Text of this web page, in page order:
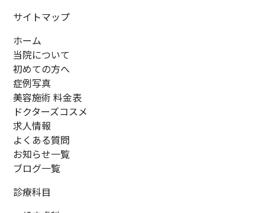
サイトマップ
ホーム
当院について
初めての方へ
症例写真
美容施術 料金表
ドクターズコスメ
求人情報
よくある質問
お知らせ一覧
ブログ一覧
診療科目